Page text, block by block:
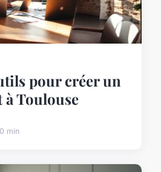
pour créer un
Toulouse
min